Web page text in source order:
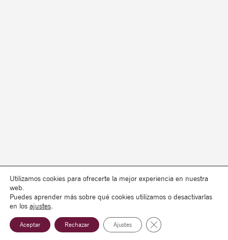
Utilizamos cookies para ofrecerte la mejor experiencia en nuestra
web.
Puedes aprender más sobre qué cookies utilizamos o desactivarlas
en los ajustes
Aceptar Rechazar Ajustes Cerrar el banner de